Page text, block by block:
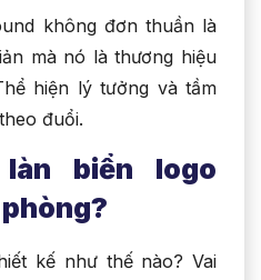
không đơn thuần là
mà nó là thương hiệu
hiện lý tưởng và tầm
đuổi.
biển logo
kế như thế nào? Vai